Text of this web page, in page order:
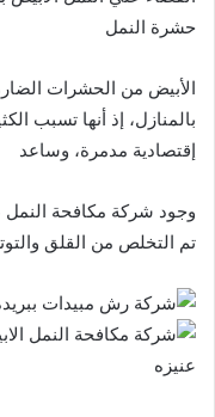
حشرة النمل
الأبيض من الحشرات
بالمنازل، إذ أنها تسبب
إقتصادية مدمرة، وساعد
وجود شركة مكافحة النمل
تم التخلص من القلق